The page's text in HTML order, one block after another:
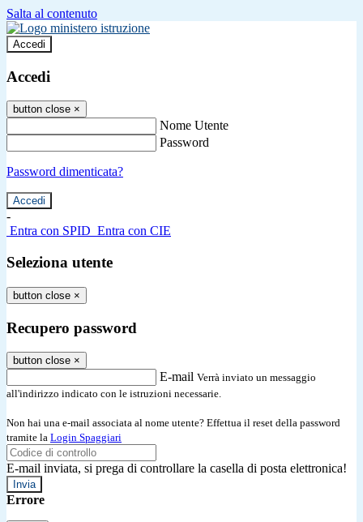
Salta al contenuto
Accedi
Accedi
button close ×
Nome Utente
Password
Password dimenticata?
-
Entra con SPID Entra con CIE
Seleziona utente
button close ×
Recupero password
button close ×
E-mail Verrà inviato un messaggio
all'indirizzo indicato con le istruzioni necessarie.
Non hai una e-mail associata al nome utente? Effettua il reset della password
tramite la Login Spaggiari
E-mail inviata, si prega di controllare la casella di posta elettronica!
Errore